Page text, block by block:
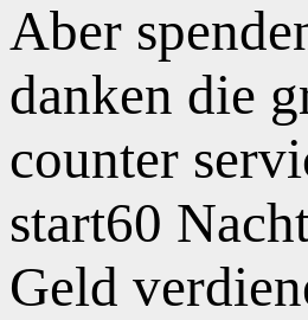
Aber
danken die
counter
start60
Geld